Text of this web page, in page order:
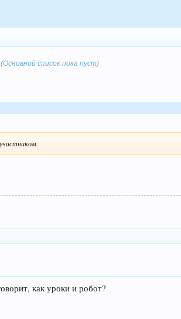
(Основной список пока пуст)
как уроки и робот?